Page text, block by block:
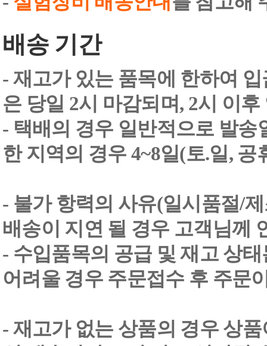
배송 기간
- 재고가 있는 품목에 한하여
은 당일 2시 마감되며, 2시 이
- 택배의 경우 일반적으로 발송
한 지역의 경우 4~8일(토.일,
- 불가 항력의 사유(일시품절/
배송이 지연 될 경우 고객님께
- 수입품목의 공급 및 재고 상
어려울 경우 주문접수 후 주문
- 재고가 없는 상품의 경우 상